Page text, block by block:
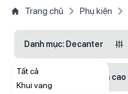
Trang chủ Phụ kiện
Danh mục: Decanter
Tất cả
Khui vang
Sắp xếp : Giá thấp đến cao